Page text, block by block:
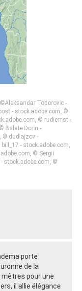
Todorovic -
- stock.adobe.com, ©
© rudiernst -
Balate Dorin -
© dudlajzov -
- stock.adobe.com,
© Sergii
stock.adobe.com, ©
porte
de la
mètres pour une
il allie élégance